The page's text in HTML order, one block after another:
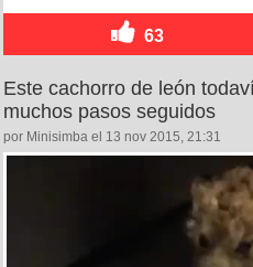
63
Este cachorro de león
muchos pasos seguidos
por Minisimba el 13 nov 2015, 21:31